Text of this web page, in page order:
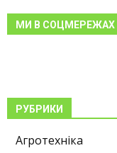
МИ В СОЦМЕРЕЖАХ
РУБРИКИ
Агротехніка